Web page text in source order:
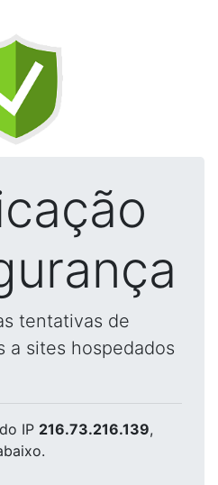
tentativas de
a sites hospedados
do IP 216.73.216.139,